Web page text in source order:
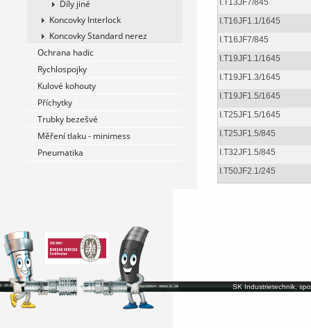
Díly jiné
Koncovky Interlock
Koncovky Standard nerez
Ochrana hadic
Rychlospojky
Kulové kohouty
Příchytky
Trubky bezešvé
Měření tlaku - minimess
Pneumatika
I.T13JF7/845
I.T16JF1.1/1645
I.T16JF7/845
I.T19JF1.1/1645
I.T19JF1.3/1645
I.T19JF1.5/1645
I.T25JF1.5/1645
I.T25JF1.5/845
I.T32JF1.5/845
I.T50JF2.1/245
SK Industrietechnik,